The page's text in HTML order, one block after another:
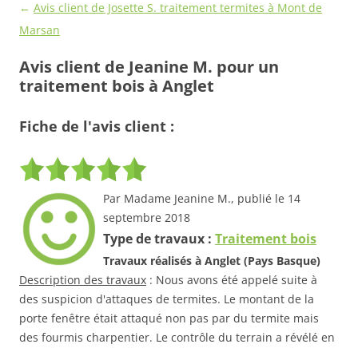
avis
← Avis client de Josette S. traitement termites à Mont de
Marsan
Avis client de Jeanine M. pour un
traitement bois à Anglet
Fiche de l'avis client :
Par Madame Jeanine M., publié le 14
septembre 2018
Type de travaux : Traitement bois
Travaux réalisés à Anglet (Pays Basque)
Description des travaux : Nous avons été appelé suite à
des suspicion d'attaques de termites. Le montant de la
porte fenêtre était attaqué non pas par du termite mais
des fourmis charpentier. Le contrôle du terrain a révélé en